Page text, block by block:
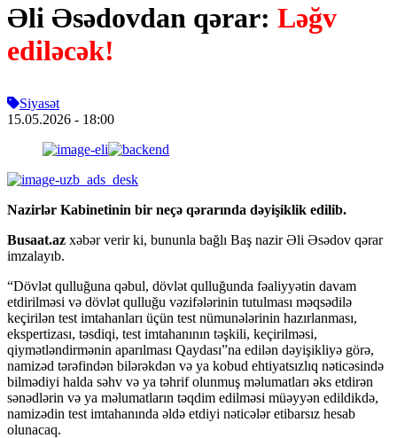
Əli Əsədovdan qərar: Ləğv
ediləcək!
Siyasət
15.05.2026 - 18:00
Nazirlər Kabinetinin bir neçə qərarında dəyişiklik edilib.
Busaat.az xəbər verir ki, bununla bağlı Baş nazir Əli Əsədov qərar
imzalayıb.
“Dövlət qulluğuna qəbul, dövlət qulluğunda fəaliyyətin davam
etdirilməsi və dövlət qulluğu vəzifələrinin tutulması məqsədilə
keçirilən test imtahanları üçün test nümunələrinin hazırlanması,
ekspertizası, təsdiqi, test imtahanının təşkili, keçirilməsi,
qiymətləndirmənin aparılması Qaydası”na edilən dəyişikliyə görə,
namizəd tərəfindən bilərəkdən və ya kobud ehtiyatsızlıq nəticəsində
bilmədiyi halda səhv və ya təhrif olunmuş məlumatları əks etdirən
sənədlərin və ya məlumatların təqdim edilməsi müəyyən edildikdə,
namizədin test imtahanında əldə etdiyi nəticələr etibarsız hesab
olunacaq.